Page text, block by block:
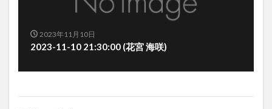
2023年11月10日
2023-11-10 21:30:00 (花宮 海咲)